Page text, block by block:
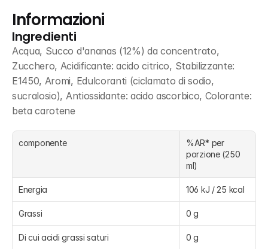
Informazioni
Ingredienti
Acqua, Succo d'ananas (12%) da concentrato,
Zucchero, Acidificante: acido citrico, Stabilizzante:
E1450, Aromi, Edulcoranti (ciclamato di sodio,
sucralosio), Antiossidante: acido ascorbico, Colorante:
beta carotene
componente
%AR* per
porzione (250
ml)
Energia 106 kJ / 25 kcal
Grassi 0 g
Di cui acidi grassi saturi 0 g